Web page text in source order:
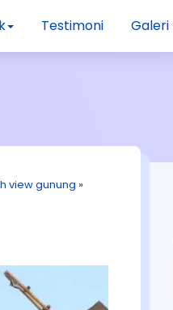
Testimoni Galeri
view gunung »